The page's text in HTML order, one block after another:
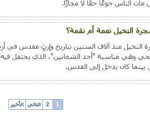
مات الناس جوعًا حقًّا لا مجازًا.
النخيل نعمة أم نقمة؟
النخيل منذ آلاف السنين بتاريخ وإرثٍ مقدس في
وهي مناسبة "أحد الشعانين"، الذي يحتفل
كان يدخل إلى القدس.
1
2 التالي الأخير